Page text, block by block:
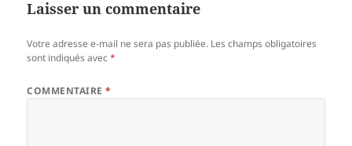
Laisser un commentaire
Votre adresse e-mail ne sera pas publiée. Les champs obligatoires
sont indiqués avec*
COMMENTAIRE*